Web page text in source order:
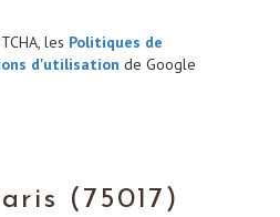
les Politiques de
d'utilisation de Google
(75017)